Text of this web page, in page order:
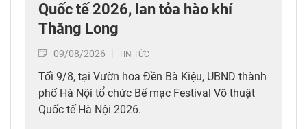
Quốc tế 2026, lan tỏa hào khí
Thăng Long
09/08/2026 TIN TỨC
Tối 9/8, tại Vườn hoa Đền Bà Kiệu, UBND thành
phố Hà Nội tổ chức Bế mạc Festival Võ thuật
Quốc tế Hà Nội 2026.